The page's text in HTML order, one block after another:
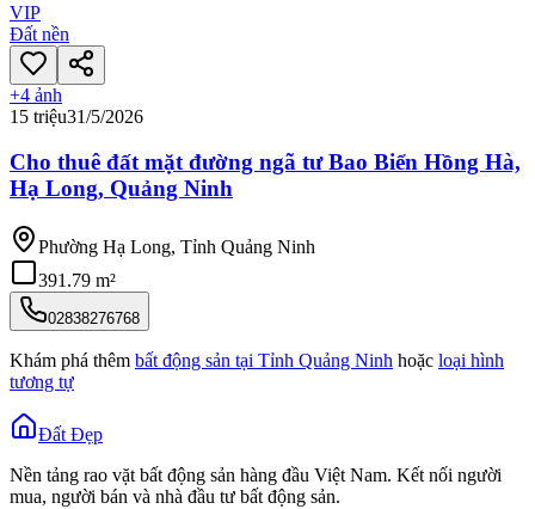
VIP
Đất nền
+4 ảnh
15 triệu31/5/2026
Cho thuê đất mặt đường ngã tư Bao Biển Hồng Hà,
Hạ Long, Quảng Ninh
Phường Hạ Long, Tỉnh Quảng Ninh
391.79 m²
02838276768
Khám phá thêm bất động sản tại Tỉnh Quảng Ninh hoặc loại hình
tương tự
Đất Đẹp
Nền tảng rao vặt bất động sản hàng đầu Việt Nam. Kết nối người
mua, người bán và nhà đầu tư bất động sản.